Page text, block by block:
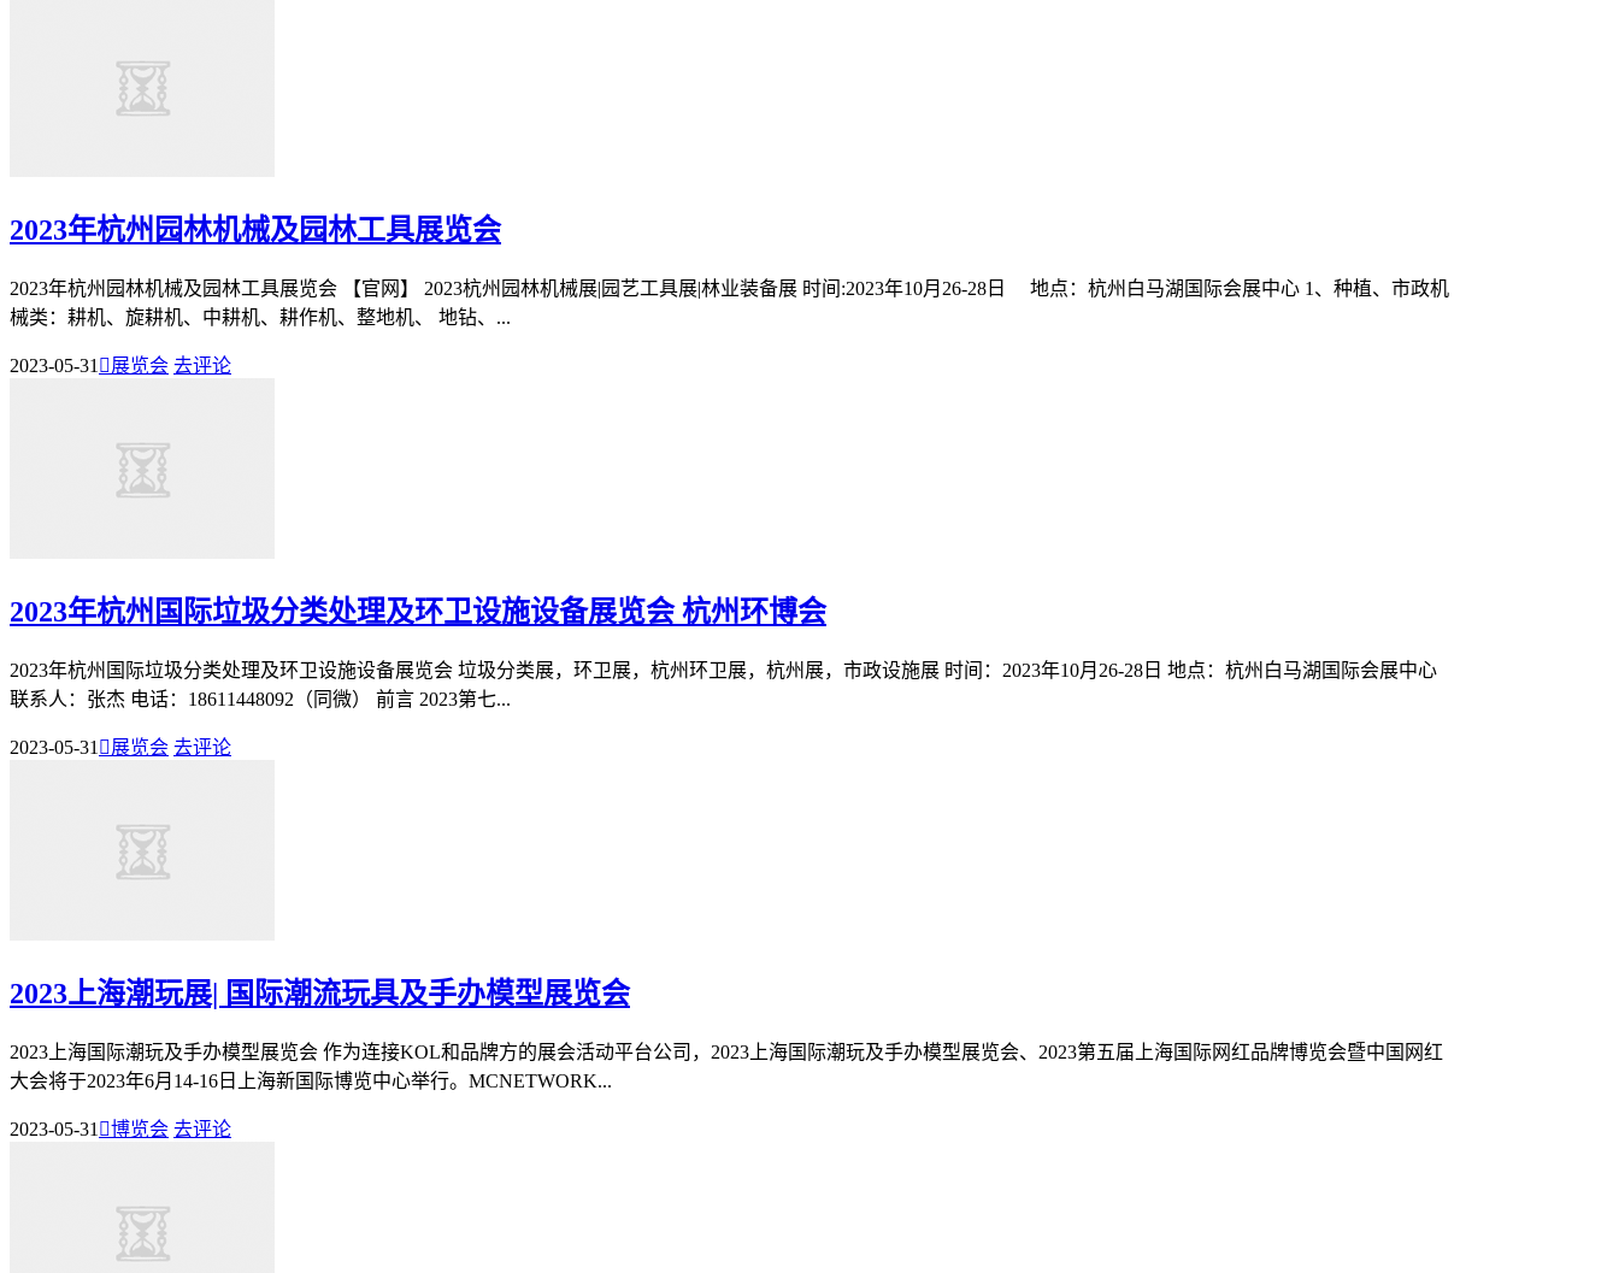
2023年杭州园林机械及园林工具展览会
2023年杭州园林机械及园林工具展览会 【官网】 2023杭州园林机械展|园艺工具展|林业装备展 时间:2023年10月26-28日 地点：杭州白马湖国际会展中心 1、种植、市政机
械类：耕机、旋耕机、中耕机、耕作机、整地机、 地钻、...
2023-05-31 展览会 去评论
2023年杭州国际垃圾分类处理及环卫设施设备展览会杭州环博会
2023年杭州国际垃圾分类处理及环卫设施设备展览会 垃圾分类展，环卫展，杭州环卫展，杭州展，市政设施展 时间：2023年10月26-28日 地点：杭州白马湖国际会展中心
联系人：张杰 电话：18611448092（同微） 前言 2023第七...
2023-05-31 展览会 去评论
2023上海潮玩展| 国际潮流玩具及手办模型展览会
2023上海国际潮玩及手办模型展览会 作为连接KOL和品牌方的展会活动平台公司，2023上海国际潮玩及手办模型展览会、2023第五届上海国际网红品牌博览会暨中国网红
大会将于2023年6月14-16日上海新国际博览中心举行。MCNETWORK...
2023-05-31 博览会 去评论